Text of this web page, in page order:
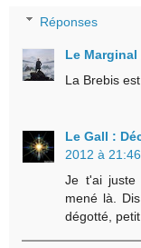
Réponses
Le
La Brebis
Le Gall :
2012 à 21:46
Je t'ai juste
mené là.
dégotté,